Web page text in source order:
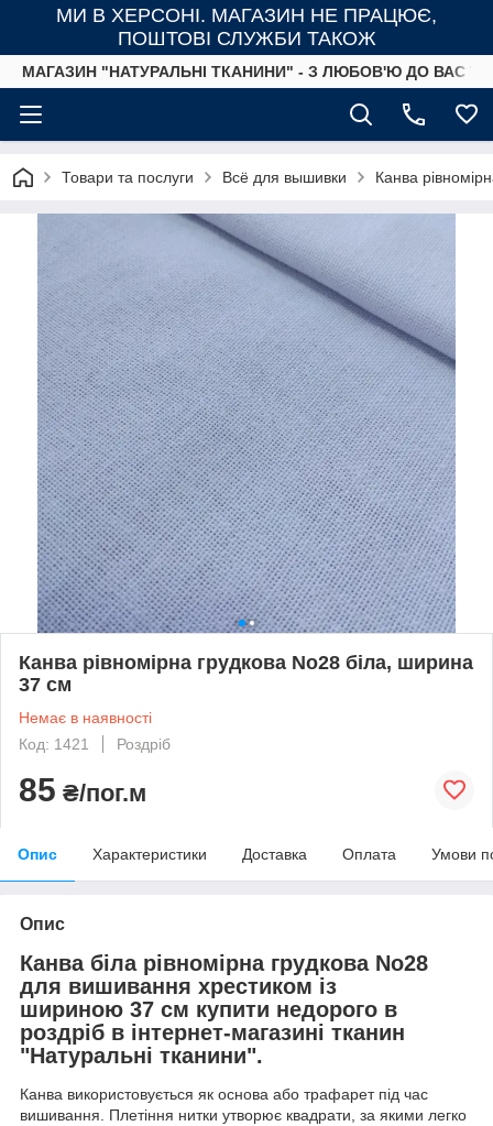
МИ В ХЕРСОНІ. МАГАЗИН НЕ ПРАЦЮЄ,
ПОШТОВІ СЛУЖБИ ТАКОЖ
МАГАЗИН "НАТУРАЛЬНІ ТКАНИНИ" - З ЛЮБОВ'Ю ДО ВАС
Товари та послуги Всё для вышивки Канва
Канва рівномірна грудкова No28 біла, ширина
37 см
Немає в наявності
Код: 1421
Роздріб
85 ₴/пог.м
Опис Характеристики Доставка Оплата Умови
Опис
Канва біла рівномірна грудкова No28
для вишивання хрестиком із
шириною 37 см купити недорого в
роздріб в інтернет-магазині тканин
"Натуральні тканини".
Канва використовується як основа або трафарет під час
вишивання. Плетіння нитки утворює квадрати, за якими легко